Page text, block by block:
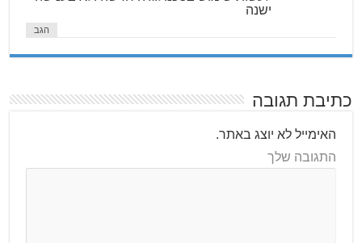
ישנה
הגב
כתיבת תגובה
האימייל לא יוצג באתר.
התגובה שלך